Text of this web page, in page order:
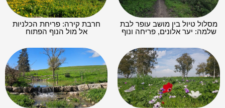
מסלול טיול בין מושב עופר לבת
שלמה: יער אלונים, פריחה ונוף
חרבת קירה: פריחת הכלניות
אל מול הנוף הפתוח